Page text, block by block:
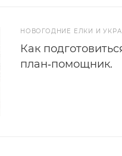
НОВОГОДНИЕ ЕЛКИ И
Как
план‑помощник.